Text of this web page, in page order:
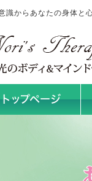
識からあなたの身体と
トップページ